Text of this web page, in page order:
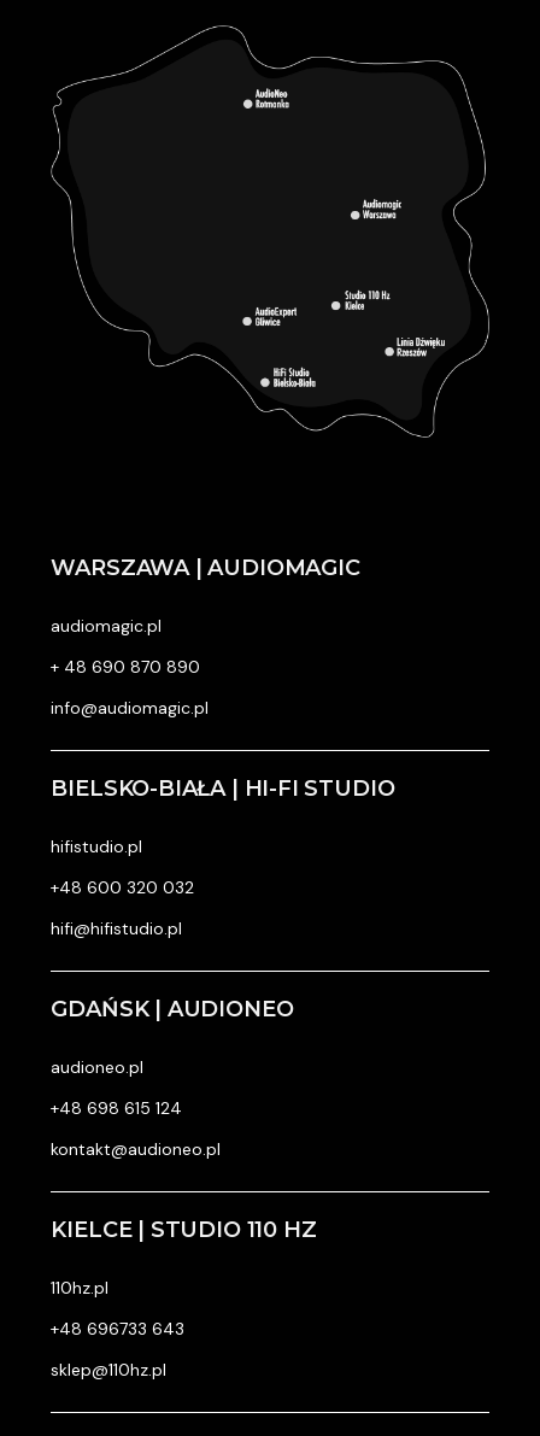
WARSZAWA | AUDIOMAGIC
audiomagic.pl
+ 48 690 870 890
info@audiomagic.pl
BIELSKO-BIAŁA | HI-FI STUDIO
hifistudio.pl
+48 600 320 032
hifi@hifistudio.pl
GDAŃSK | AUDIONEO
audioneo.pl
+48 698 615 124
kontakt@audioneo.pl
KIELCE | STUDIO 110 HZ
110hz.pl
+48 696733 643
sklep@110hz.pl